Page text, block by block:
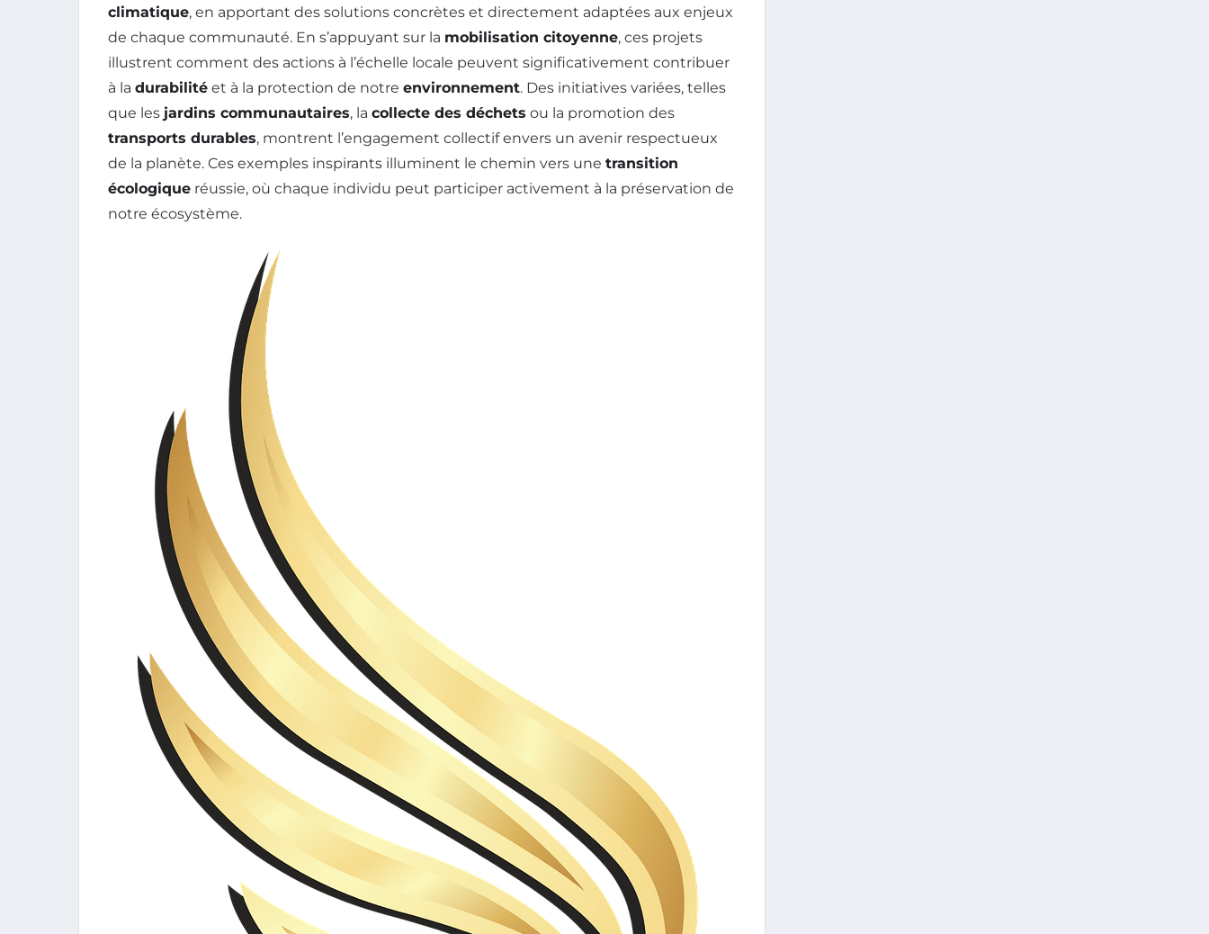
climatique, en apportant des solutions concrètes et directement adaptées aux enjeux
de chaque communauté. En s’appuyant sur la mobilisation citoyenne, ces projets
illustrent comment des actions à l’échelle locale peuvent significativement contribuer
à la durabilité et à la protection de notre environnement. Des initiatives variées, telles
que les jardins communautaires, la collecte des déchets ou la promotion des
transports durables, montrent l’engagement collectif envers un avenir respectueux
de la planète. Ces exemples inspirants illuminent le chemin vers une transition
écologique réussie, où chaque individu peut participer activement à la préservation de
notre écosystème.